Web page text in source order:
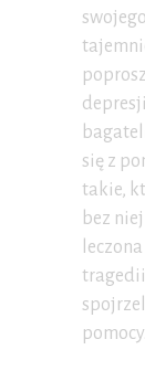
się z
takie,
bez
pomocy.